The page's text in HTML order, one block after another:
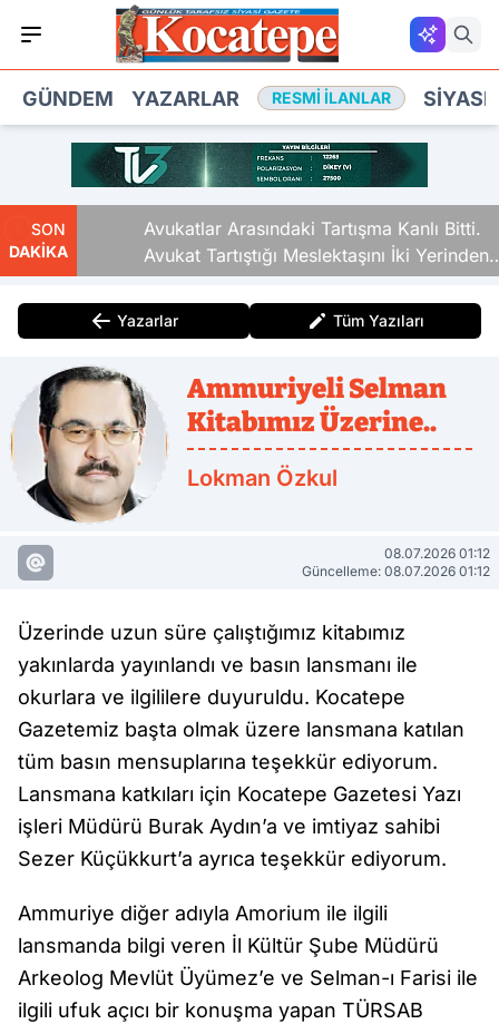
GÜNDEM YAZARLAR RESMI İLANLAR
SON
DAKİKA
Avukatlar Arasındaki Tartışma Kanlı Bitti.
Avukat Tartıştığı Meslektaşını İki Yerinden
Vurdu
Yazarlar Tüm Yazıları
Ammuriyeli Selman
Kitabımız Üzerine..
Lokman Özkul
08.07.2026 01:12
Güncelleme: 08.07.2026 01:12
Üzerinde uzun süre çalıştığımız kitabımız
yakınlarda yayınlandı ve basın lansmanı ile
okurlara ve ilgililere duyuruldu. Kocatepe
Gazetemiz başta olmak üzere lansmana katılan
tüm basın mensuplarına teşekkür ediyorum.
Lansmana katkıları için Kocatepe Gazetesi Yazı
işleri Müdürü Burak Aydın’a ve imtiyaz sahibi
Sezer Küçükkurt’a ayrıca teşekkür ediyorum.
Ammuriye diğer adıyla Amorium ile ilgili
lansmanda bilgi veren İl Kültür Şube Müdürü
Arkeolog Mevlüt Üyümez’e ve Selman-ı Farisi ile
ilgili ufuk açıcı bir konuşma yapan TÜRSAB